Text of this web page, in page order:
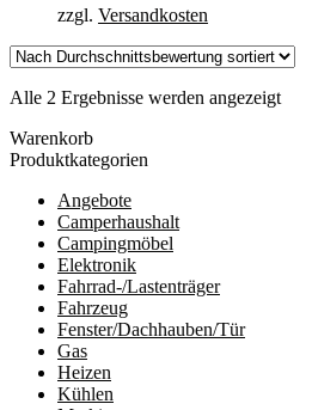
zzgl. Versandkosten
Alle 2 Ergebnisse werden angezeigtNach
Warenkorb
Produktkategorien
Angebote
Camperhaushalt
Campingmöbel
Elektronik
Fahrrad-/Lastenträger
Fahrzeug
Fenster/Dachhauben/Tür
Gas
Heizen
Kühlen